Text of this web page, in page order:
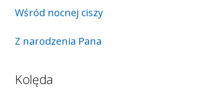
Wśród nocnej ciszy
Z narodzenia Pana
Kolęda